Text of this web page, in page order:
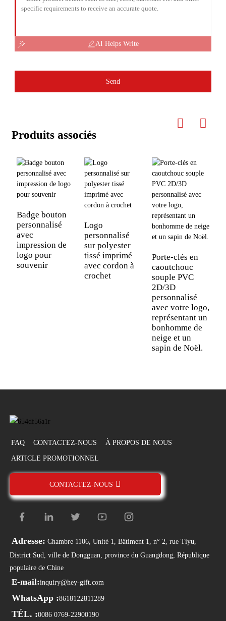
AI Helps Write
Send
Produits associés
Badge bouton
personnalisé
avec
impression de
logo pour
souvenir
Logo
personnalisé
sur polyester
tissé imprimé
avec cordon à
crochet
Porte-clés en
caoutchouc
souple PVC
2D/3D
personnalisé
avec votre logo,
représentant un
bonhomme de
neige et un
sapin de Noël.
FAQ CONTACTEZ-NOUS À PROPOS DE NOUS
ARTICLE PROMOTIONNEL
CONTACTEZ-NOUS
Adresse: Chambre 1106, Unité 1, Bâtiment 1, n° 2, rue Tiyu,
District Sud, ville de Dongguan, province du Guangdong, République
populaire de Chine
E-mail:inquiry@hey-gift.com
WhatsApp :8618122811289
TÉL. :0086 0769-22900190